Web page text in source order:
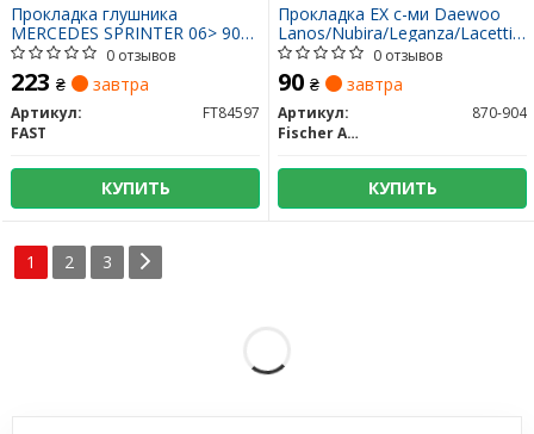
Прокладка глушника
MERCEDES SPRINTER 06> 906
FT84597 FAST0 отзывов
223 ₴ завтра
Артикул:
FT84597
FAST
КУПИТЬ
Прокладка EX с-ми Daewoo
Lanos/Nubira/Leganza/Lacetti
04-/Kalos 02-/Evanda 02-/Rezzo
00-
0 отзывов
90 ₴ завтра
Артикул:
870-904
Fischer Automotive One (FA1)
КУПИТЬ
1 2 3